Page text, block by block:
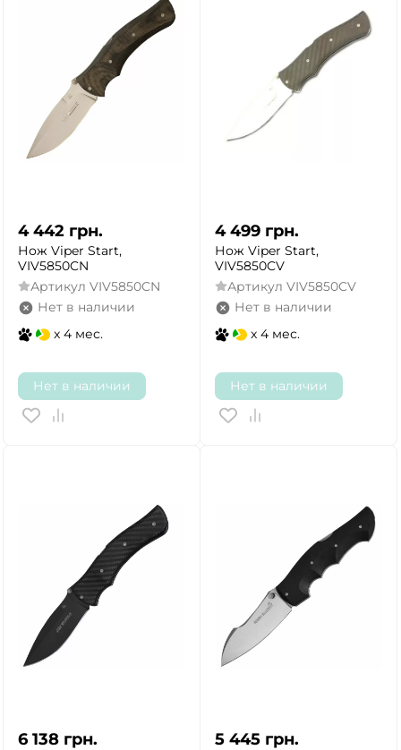
4 442 грн.
Нож Viper Start,
VIV5850CN
Артикул VIV5850CN
Нет в наличии
x 4 мес.
Нет в наличии
4 499 грн.
Нож Viper Start,
VIV5850CV
Артикул VIV5850CV
Нет в наличии
x 4 мес.
Нет в наличии
6 138 грн. 5 445 грн.